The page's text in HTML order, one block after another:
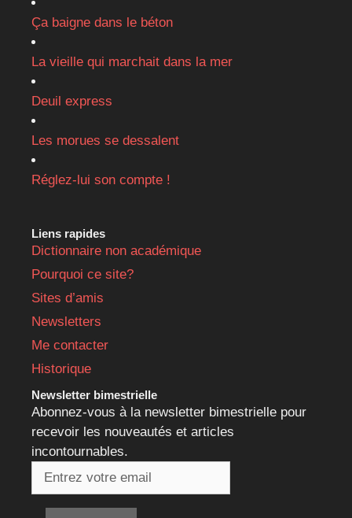
Newsletter bimestrielle
Abonnez-vous à la newsletter bimestrielle pour
recevoir les nouveautés et articles
incontournables.